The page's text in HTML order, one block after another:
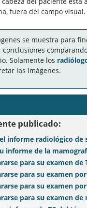
fuera del campo visual.
se muestra para
conclusiones
Solamente los
las imágenes.
publicado:
informe radiológico de
informe de la
para su examen de
para su examen
para su examen
para su examen de